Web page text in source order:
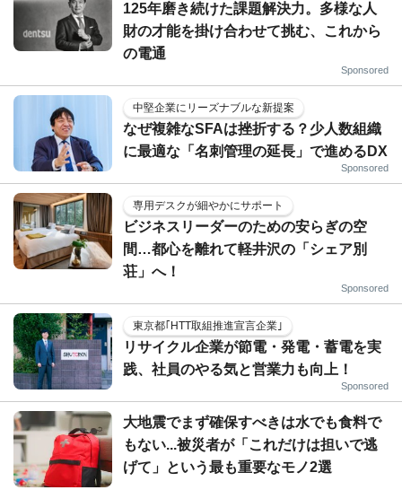
125年磨き続けた課題解決力。多様な人
財の才能を掛け合わせて挑む、これから
の電通
Sponsored
中堅企業にリーズナブルな新提案
なぜ複雑なSFAは挫折する？少人数組織
に最適な「名刺管理の延長」で進めるDX
Sponsored
専用デスクが細やかにサポート
ビジネスリーダーのための安らぎの空
間…都心を離れて軽井沢の「シェア別
荘」へ！
Sponsored
東京都｢HTT取組推進宣言企業｣
リサイクル企業が節電・発電・蓄電を実
践、社員のやる気と営業力も向上！
Sponsored
大地震でまず確保すべきは水でも食料で
もない...被災者が「これだけは担いで逃
げて」という最も重要なモノ2選